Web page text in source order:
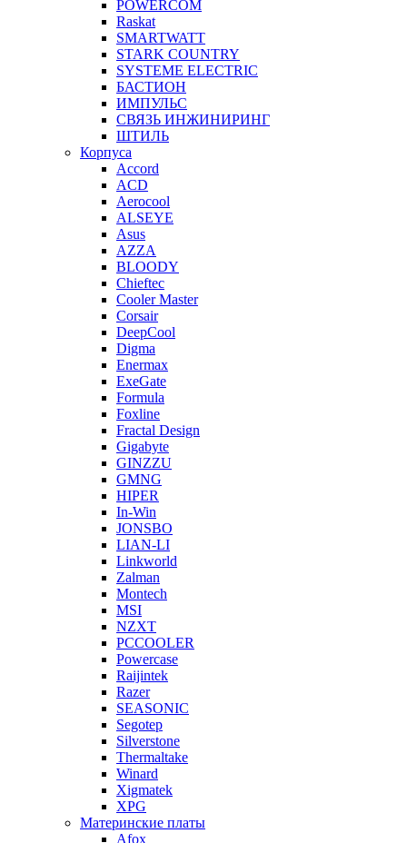
POWERCOM
Raskat
SMARTWATT
STARK COUNTRY
SYSTEME ELECTRIC
БАСТИОН
ИМПУЛЬС
СВЯЗЬ ИНЖИНИРИНГ
ШТИЛЬ
Корпуса
Accord
ACD
Aerocool
ALSEYE
Asus
AZZA
BLOODY
Chieftec
Cooler Master
Corsair
DeepCool
Digma
Enermax
ExeGate
Formula
Foxline
Fractal Design
Gigabyte
GINZZU
GMNG
HIPER
In-Win
JONSBO
LIAN-LI
Linkworld
Zalman
Montech
MSI
NZXT
PCCOOLER
Powercase
Raijintek
Razer
SEASONIC
Segotep
Silverstone
Thermaltake
Winard
Xigmatek
XPG
Материнские платы
Afox